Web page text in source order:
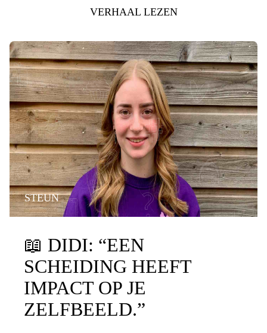
VERHAAL LEZEN
STEUN
📖 DIDI: “EEN
SCHEIDING HEEFT
IMPACT OP JE
ZELFBEELD.”